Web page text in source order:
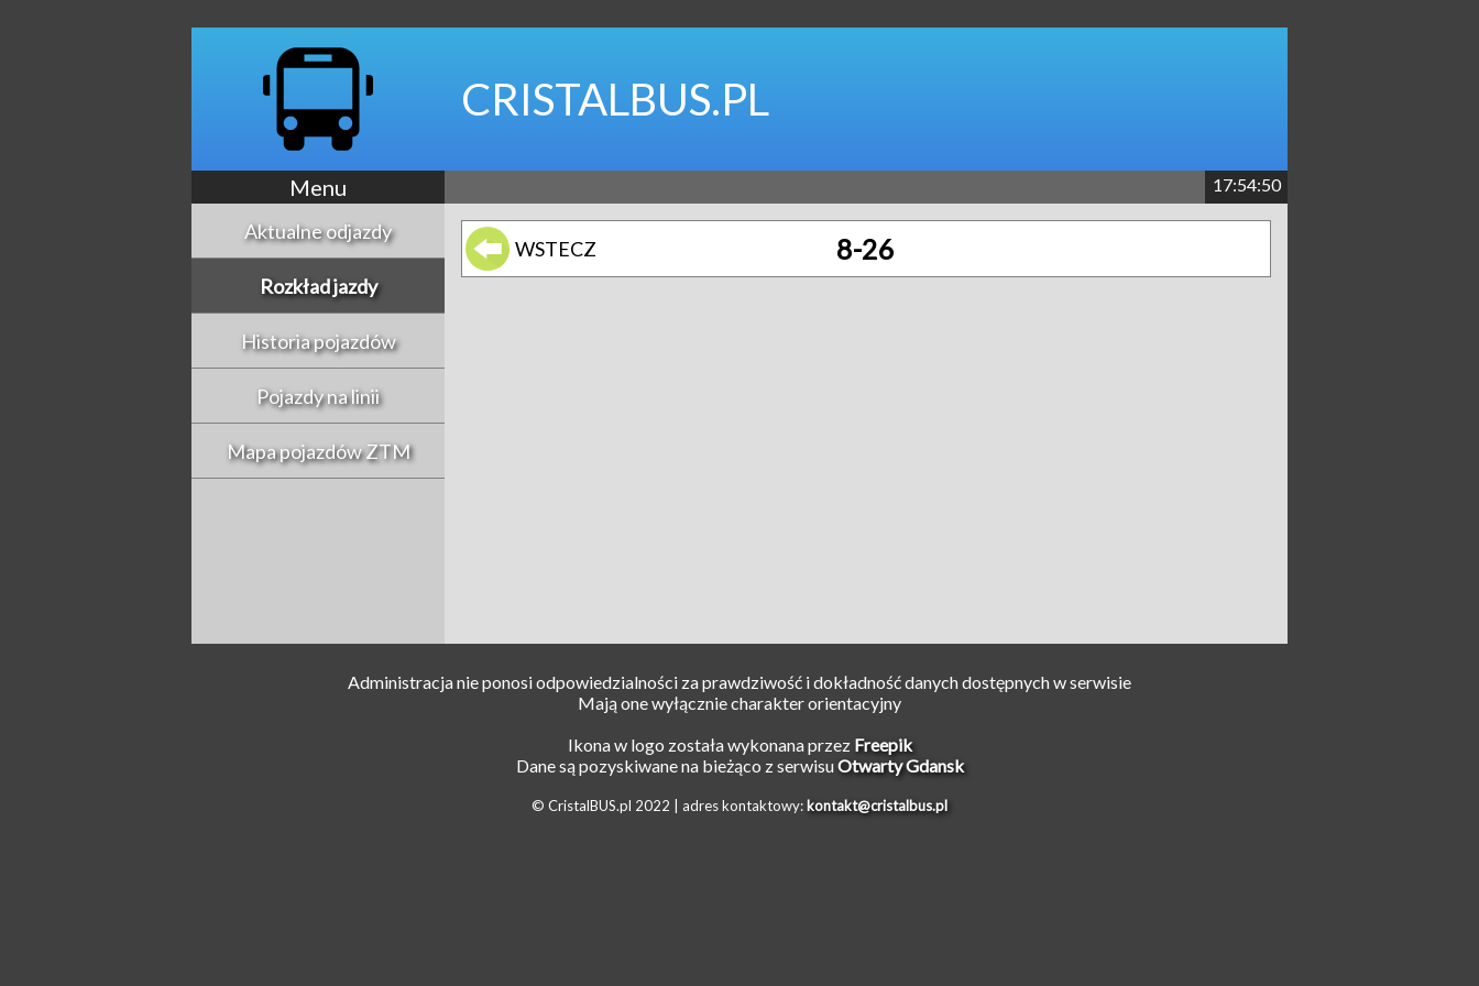
CRISTALBUS.PL
Menu 17:54:50
Aktualne odjazdy
Rozkład jazdy
Historia pojazdów
Pojazdy na linii
Mapa pojazdów ZTM
WSTECZ 8-26
Administracja nie ponosi odpowiedzialności za prawdziwość i dokładność danych dostępnych w serwisie
Mają one wyłącznie charakter orientacyjny
Ikona w logo została wykonana przez Freepik
Dane są pozyskiwane na bieżąco z serwisuOtwarty Gdansk
© CristalBUS.pl 2022 | adres kontaktowy: kontakt@cristalbus.pl